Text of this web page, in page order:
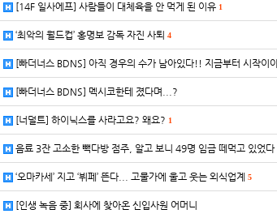
[14F 일사에프] 사람들이 대체육을 안 먹게 된 이유 1
‘최악의 월드컵’ 홍명보 감독 자진 사퇴 4
[빠더너스 BDNS] 아직 경우의 수가 남아있다!! 지금부터 시작이
[빠더너스 BDNS] 멕시코한테 졌다며...?
[너덜트] 하이닉스를 사라고요? 왜요? 1
음료 3잔 고소한 빽다방 점주, 알고 보니 49명 임금 떼먹고 있었다
‘오마카세’ 지고 ‘뷔페’ 뜬다... 고물가에 울고 웃는 외식업계 5
[인생 녹음 중] 회사에 찾아온 신입사원 어머니